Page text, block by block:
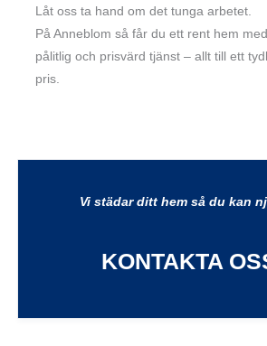
Låt oss ta hand om det tunga arbetet.
På Anneblom så får du ett rent hem
pålitlig och prisvärd tjänst – allt till ett
pris.
Vi städar ditt hem så du kan
KONTAKTA